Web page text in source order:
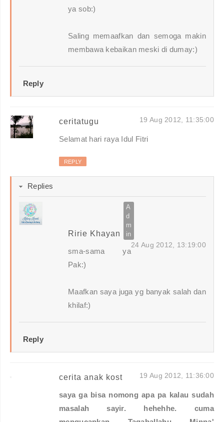
ya sob:)
Saling memaafkan dan semoga makin
membawa kebaikan meski di dumay:)
Reply
ceritatugu 19 Aug 2012, 11:35:00
Selamat hari raya Idul Fitri
REPLY
Replies
Ririe Khayan
24 Aug 2012, 13:19:00
sma-sama ya
Pak:)
Maafkan saya juga yg banyak salah dan
khilaf:)
Reply
cerita anak kost 19 Aug 2012, 11:36:00
saya ga bisa nomong apa pa kalau sudah
masalah sayir. hehehhe. cuma